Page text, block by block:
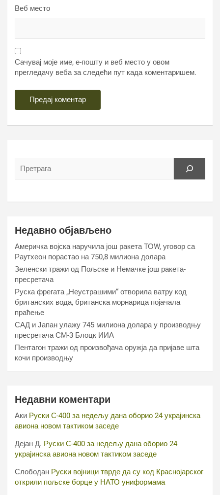
Веб место
Сачувај моје име, е-пошту и веб место у овом
прегледачу веба за следећи пут када коментаришем.
Недавно објављено
Америчка војска наручила још ракета ТОW, уговор са
Раyтхеон порастао на 750,8 милиона долара
Зеленски тражи од Пољске и Немачке још ракета-
пресретача
Руска фрегата „Неустрашими“ отворила ватру код
британских вода, британска морнарица појачала
праћење
САД и Јапан улажу 745 милиона долара у производњу
пресретача СМ-3 Блоцк ИИА
Пентагон тражи од произвођача оружја да пријаве шта
кочи производњу
Недавни коментари
Аки Руски С-400 за недељу дана оборио 24 украјинска
авиона новом тактиком заседе
Дејан Д. Руски С-400 за недељу дана оборио 24
украјинска авиона новом тактиком заседе
Слободан Руски војници тврде да су код Краснојарског
открили пољске борце у НАТО униформама